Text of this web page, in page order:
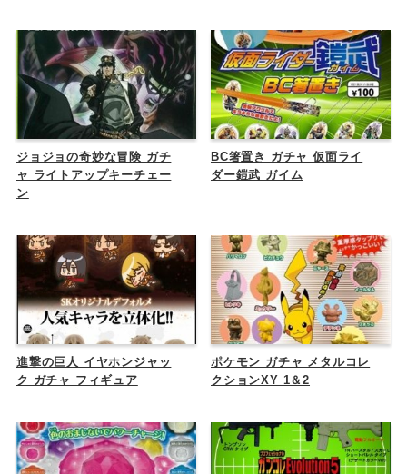
ジョジョの奇妙な冒険 ガチ
ャ ライトアップキーチェー
ン
BC箸置き ガチャ 仮面ライ
ダー鎧武 ガイム
進撃の巨人 イヤホンジャッ
ク ガチャ フィギュア
ポケモン ガチャ メタルコレ
クションXY 1＆2